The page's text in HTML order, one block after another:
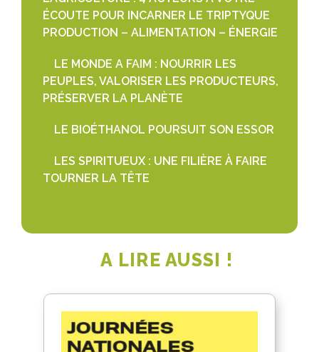
ÉCOUTE POUR INCARNER LE TRIPTYQUE
PRODUCTION – ALIMENTATION – ÉNERGIE
LE MONDE A FAIM : NOURRIR LES
PEUPLES, VALORISER LES PRODUCTEURS,
PRÉSERVER LA PLANÈTE
LE BIOÉTHANOL POURSUIT SON ESSOR
LES SPIRITUEUX : UNE FILIÈRE À FAIRE
TOURNER LA TÊTE
A LIRE AUSSI !